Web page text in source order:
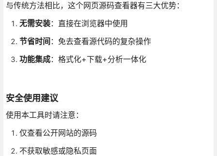
与传统方法相比，这个网页源码查看器有三大优势：
无需安装：直接在浏览器中使用
节省时间 ：免去查看源代码的复杂操作
功能集成：格式化+下载+分析一体化
安全使用建议
使用本工具时请注意：
仅查看公开网站的源码
不获取敏感或隐私页面